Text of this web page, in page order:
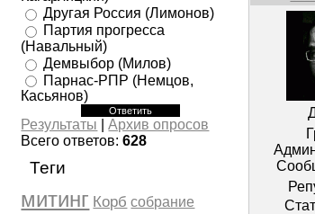
Другая Россия (Лимонов)
Партия прогресса
(Навальный)
Демвыбор (Милов)
Парнас-РПР (Немцов,
Касьянов)
Результаты |Архив опросов
Всего ответов:628
Теги
митинг Корб собрание